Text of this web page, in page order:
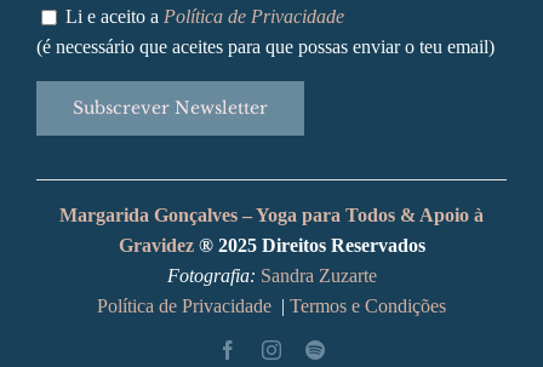
Li e aceito a Política de Privacidade
(é necessário que aceites para que possas enviar o teu email)
Margarida Gonçalves – Yoga para Todos & Apoio à
Gravidez® 2025 Direitos Reservados
Fotografia: Sandra Zuzarte
Política de Privacidade | Termos e Condições